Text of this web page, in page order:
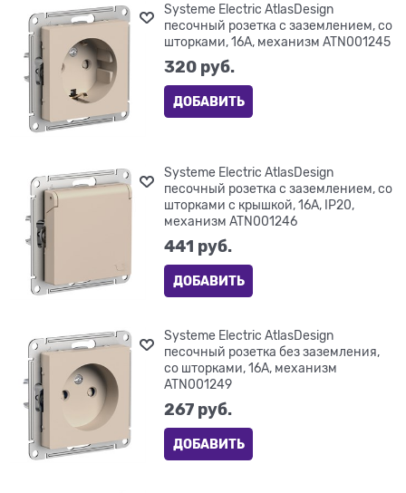
Systeme Electric AtlasDesign
песочный розетка с заземлением, со
шторками, 16А, механизм ATN001245
320 руб.
ДОБАВИТЬ
Systeme Electric AtlasDesign
песочный розетка с заземлением, со
шторками с крышкой, 16А, IP20,
механизм ATN001246
441 руб.
ДОБАВИТЬ
Systeme Electric AtlasDesign
песочный розетка без заземления,
со шторками, 16А, механизм
ATN001249
267 руб.
ДОБАВИТЬ